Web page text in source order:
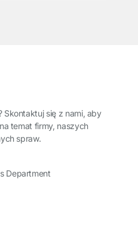
Skontaktuj się z nami, aby
temat firmy, naszych
spraw.
Department